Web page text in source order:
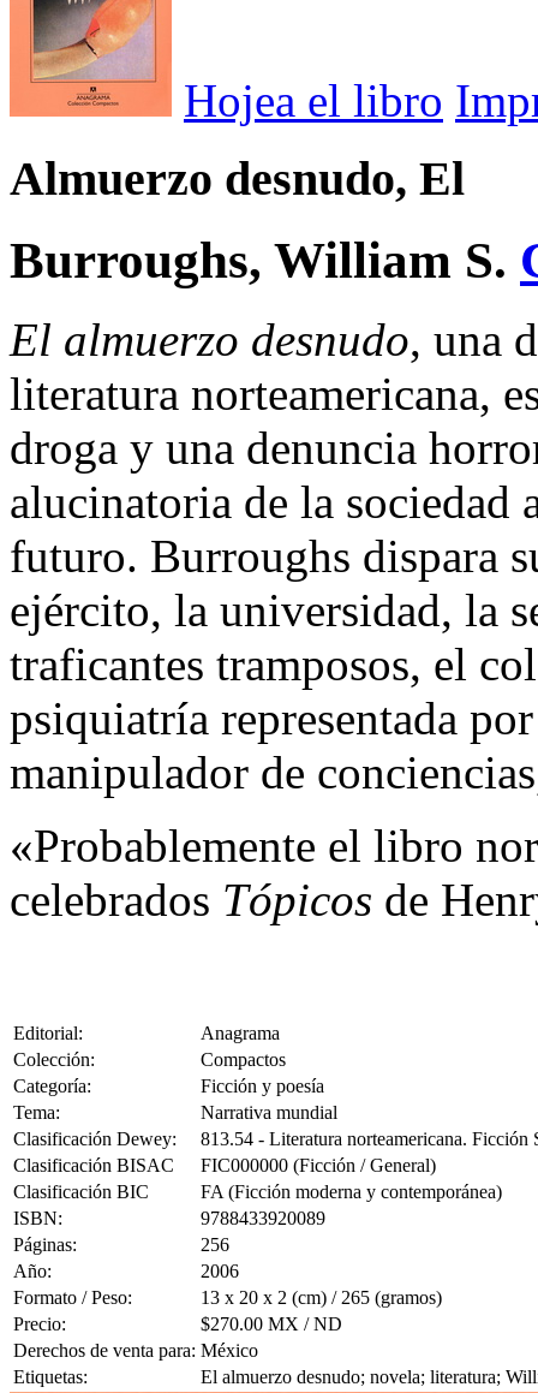
Hojea el libro
Almuerzo desnudo, El
Burroughs, William S.
El almuerzo desnudo, una
literatura norteamericana,
droga y una denuncia
alucinatoria de la sociedad
futuro. Burroughs dispara
ejército, la universidad, la
traficantes tramposos, el
psiquiatría representada
manipulador de
«Probablemente el libro
celebrados Tópicos de
Editorial:
Anagrama
Colección:
Compactos
Categoría:
Ficción y poesía
Tema:
Narrativa mundial
Clasificación Dewey:
813.54 - Literatura norteamericana.
Clasificación BISAC
FIC000000 (Ficción / General)
Clasificación BIC
FA (Ficción moderna y contemporánea)
ISBN:
9788433920089
Páginas:
256
Año:
2006
Formato / Peso:
13 x 20 x 2 (cm) / 265 (gramos)
Precio:
$270.00 MX / ND
Derechos de venta para: México
Etiquetas:
El almuerzo desnudo; novela; literatura;